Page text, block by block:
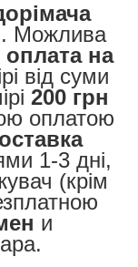
Можлива
оплата на
від суми
200 грн
оплатою
1-3 дні,
(крім
и